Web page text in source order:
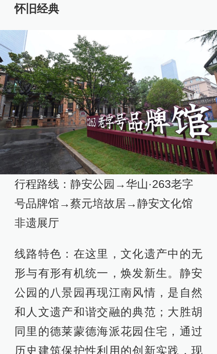
怀旧经典
行程路线：静安公园→华山·263老字
号品牌馆→蔡元培故居→静安文化馆
非遗展厅
线路特色：在这里，文化遗产中的无
形与有形有机统一，焕发新生。静安
公园的八景园再现江南风情，是自然
和人文遗产和谐交融的典范；大胜胡
同里的德莱蒙德海派花园住宅，通过
历史建筑保护性利用的创新实践，现